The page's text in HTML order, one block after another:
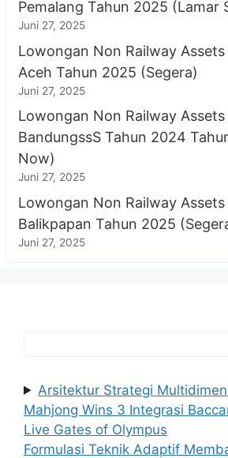
Pemalang Tahun 2025 (Lamar
Juni 27, 2025
Lowongan Non Railway
Aceh Tahun 2025 (Segera)
Juni 27, 2025
Lowongan Non Railway
BandungssS Tahun 2024
Now)
Juni 27, 2025
Lowongan Non Railway
Balikpapan Tahun 2025
Juni 27, 2025
Arsitektur Strategi
Mahjong Wins 3 Integrasi
Live Gates of Olympus
Formulasi Teknik Adaptif